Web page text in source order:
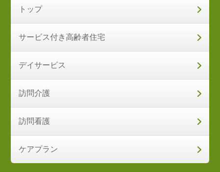
トップ
サービス付き高齢者住宅
デイサービス
訪問介護
訪問看護
ケアプラン